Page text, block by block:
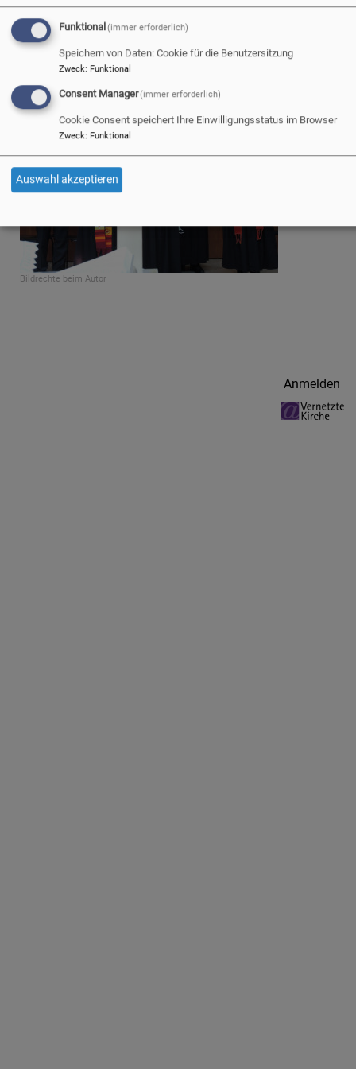
gesegnet und ausgesandt.
Am Sonntag, 27.09.2020 wurde Vikarin Anne Mika durch
Regionalbischof Klaus Stiegler zur Pfarrerin ordiniert.
Bildrechte beim Autor
Anmelden
Funktional (immer erforderlich)
Speichern von Daten: Cookie für die Benutzersitzung
Zweck: Funktional
Consent Manager(immer erforderlich)
Cookie Consent speichert Ihre Einwilligungsstatus im Browser
Zweck: Funktional
Auswahl akzeptieren